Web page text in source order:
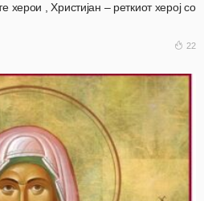
херои , Христијан – реткиот херој со
22